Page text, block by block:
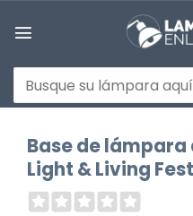
Buscar
por:
Base de
Light & Living